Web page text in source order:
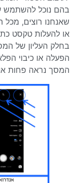
בהם נוכל להשתמש
שאנחנו רוצים, מכל
או להעלות טקסט
בחלק העליון של
הפעלה או כיבוי
המסך נראה פחות או